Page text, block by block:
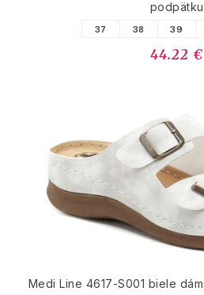
podpätku
37 38 39
44.22 €
Medi Line 4617-S001 biele